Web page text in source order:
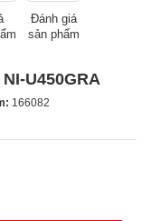
Đánh giá
sản phẩm
U450GRA
166082